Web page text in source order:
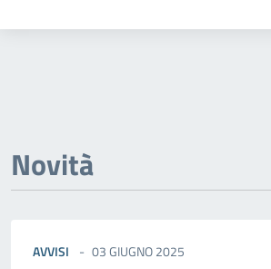
Dettagli della notizia
Novità
AVVISI 03 GIUGNO 2025